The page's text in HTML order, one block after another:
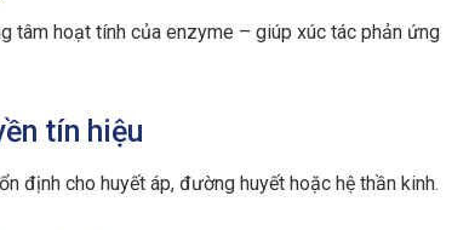
tâm hoạt tính của enzyme – giúp xúc tác phản ứng
tín hiệu
định cho huyết áp, đường huyết hoặc hệ thần kinh.